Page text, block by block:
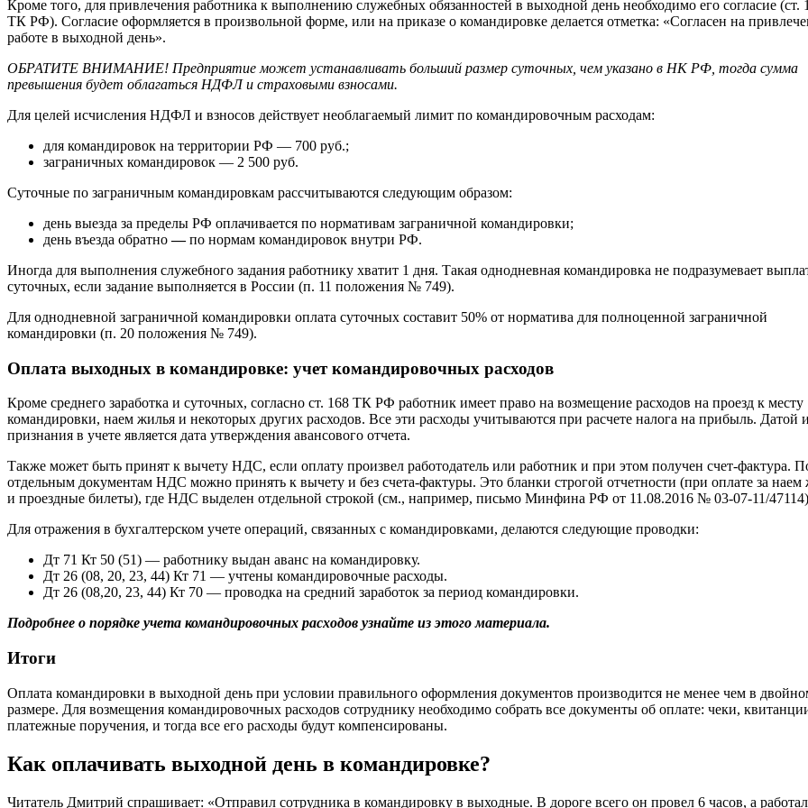
Кроме того, для привлечения работника к выполнению служебных обязанностей в выходной день необходимо его согласие (ст.
ТК РФ). Согласие оформляется в произвольной форме, или на приказе о командировке делается отметка: «Согласен на
работе в выходной день».
ОБРАТИТЕ ВНИМАНИЕ! Предприятие может устанавливать больший размер суточных, чем указано в НК РФ, тогда сумма
превышения будет облагаться НДФЛ и страховыми взносами.
Для целей исчисления НДФЛ и взносов действует необлагаемый лимит по командировочным расходам:
для командировок на территории РФ — 700 руб.;
заграничных командировок — 2 500 руб.
Суточные по заграничным командировкам рассчитываются следующим образом:
день выезда за пределы РФ оплачивается по нормативам заграничной командировки;
день въезда обратно—по нормам командировок внутри РФ.
Иногда для выполнения служебного задания работнику хватит 1 дня. Такая однодневная командировка не подразумевает
суточных, если задание выполняется в России (п. 11 положения № 749).
Для однодневной заграничной командировки оплата суточных составит 50% от норматива для полноценной заграничной
командировки (п. 20 положения № 749).
Оплата выходных в командировке: учет командировочных расходов
Кроме среднего заработка и суточных, согласно ст. 168 ТК РФ работник имеет право на возмещение расходов на проезд к месту
командировки, наем жилья и некоторых других расходов. Все эти расходы учитываются при расчете налога на прибыль. Датой
признания в учете является дата утверждения авансового отчета.
Также может быть принят к вычету НДС, если оплату произвел работодатель или работник и при этом получен счет-фактура.
отдельным документам НДС можно принять к вычету и без счета-фактуры. Это бланки строгой отчетности (при оплате за наем
и проездные билеты), где НДС выделен отдельной строкой (см., например, письмо Минфина РФ от 11.08.2016 № 03-07-11/
Для отражения в бухгалтерском учете операций, связанных с командировками, делаются следующие проводки:
Дт 71 Кт 50 (51) — работнику выдан аванс на командировку.
Дт 26 (08, 20, 23, 44) Кт 71 — учтены командировочные расходы.
Дт 26 (08,20, 23, 44) Кт 70 — проводка на средний заработок за период командировки.
Подробнее о порядке учета командировочных расходов узнайте из этого материала.
Итоги
Оплата командировки в выходной день при условии правильного оформления документов производится не менее чем в
размере. Для возмещения командировочных расходов сотруднику необходимо собрать все документы об оплате: чеки,
платежные поручения, и тогда все его расходы будут компенсированы.
Как оплачивать выходной день в командировке?
Читатель Дмитрий спрашивает: «Отправил сотрудника в командировку в выходные. В дороге всего он провел 6 часов, а